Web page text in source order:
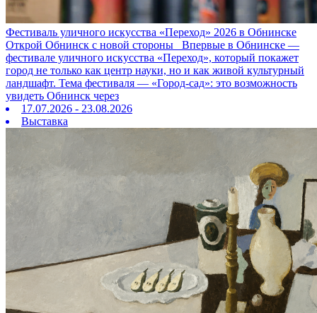
Фестиваль уличного искусства «Переход» 2026 в Обнинске
Открой Обнинск с новой стороны Впервые в Обнинске —
фестивале уличного искусства «Переход», который покажет
город не только как центр науки, но и как живой культурный
ландшафт. Тема фестиваля — «Город‑сад»: это возможность
увидеть Обнинск через
17.07.2026 - 23.08.2026
Выставка